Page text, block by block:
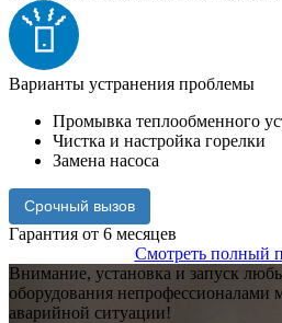
Варианты устранения проблемы
Промывка теплообменного
Чистка и настройка горелки
Замена насоса
Срочный вызов
Гарантия от 6 месяцев
Смотреть полный
Внимание, установка и запуск
оборудования непрофессионалами
аварийной ситуации!